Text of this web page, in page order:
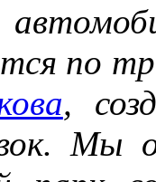
по
,
Мы